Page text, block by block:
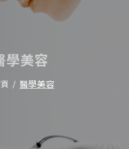
學美容
醫學美容